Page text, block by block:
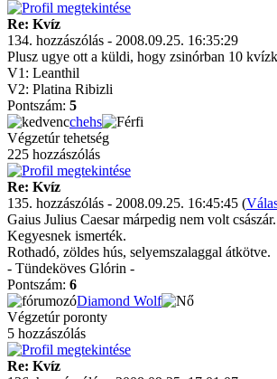
Re: Kvíz
134. hozzászólás - 2008.09.25. 16:35:29
Plusz ugye ott a küldi, hogy zsinórban 10
V1: Leanthil
V2: Platina Ribizli
Pontszám: 5
chehs
Végzetúr tehetség
225 hozzászólás
Re: Kvíz
135. hozzászólás - 2008.09.25. 16:45:45 (
Gaius Julius Caesar márpedig nem volt
Kegyesnek ismerték.
Rothadó, zöldes hús, selyemszalaggal átkötve.
- Tündeköves Glórin -
Pontszám: 6
Diamond Wolf
Végzetúr poronty
5 hozzászólás
Re: Kvíz